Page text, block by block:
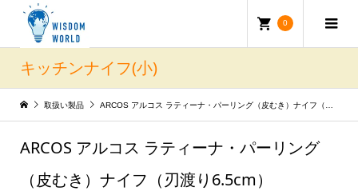
0
キッチンナイフ(小)
取扱い製品 ARCOS アルコス ラティーナ・パーリング（皮むき）ナイフ（刃渡り6.5cm）
ARCOS アルコス ラティーナ・パーリング
（皮むき）ナイフ（刃渡り6.5cm）